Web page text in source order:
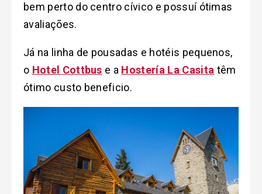
bem perto do centro cívico e possuí ótimas
avaliações.
Já na linha de pousadas e hotéis pequenos,
o Hotel Cottbus e a Hostería La Casita têm
ótimo custo beneficio.